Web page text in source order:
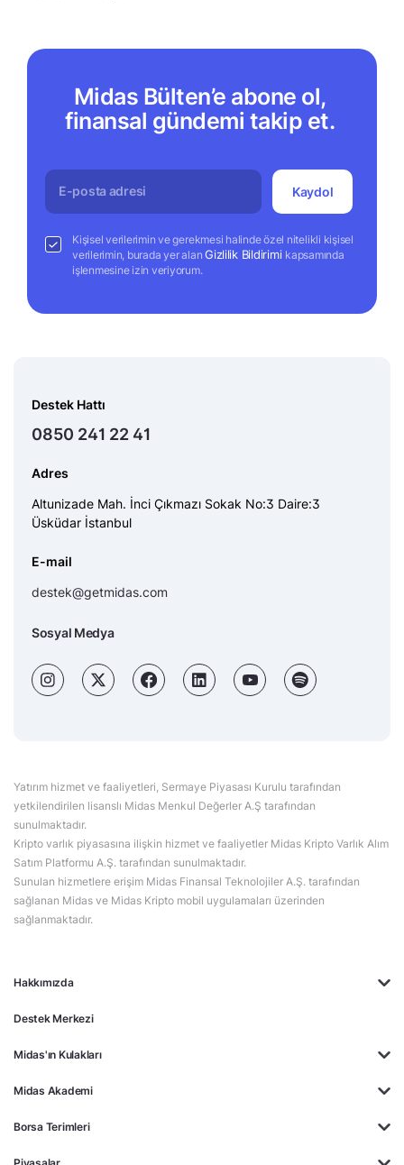
Midas Bülten’e abone ol,
finansal gündemi takip et.
Kaydol
Kişisel verilerimin ve gerekmesi halinde özel nitelikli kişisel
verilerimin, burada yer alanGizlilik Bildirimi kapsamında
işlenmesine izin veriyorum.
Hakkımızda
Destek Merkezi
Midas'ın Kulakları
Midas Akademi
Borsa Terimleri
Destek Hattı
0850 241 22 41
Adres
Altunizade Mah. İnci Çıkmazı Sokak No:3 Daire:3
Üsküdar İstanbul
E-mail
destek@getmidas.com
Sosyal Medya
Yatırım hizmet ve faaliyetleri, Sermaye Piyasası Kurulu tarafından
yetkilendirilen lisanslı Midas Menkul Değerler A.Ş tarafından
sunulmaktadır.
Kripto varlık piyasasına ilişkin hizmet ve faaliyetler Midas Kripto Varlık Alım
Satım Platformu A.Ş. tarafından sunulmaktadır.
Sunulan hizmetlere erişim Midas Finansal Teknolojiler A.Ş. tarafından
sağlanan Midas ve Midas Kripto mobil uygulamaları üzerinden
sağlanmaktadır.